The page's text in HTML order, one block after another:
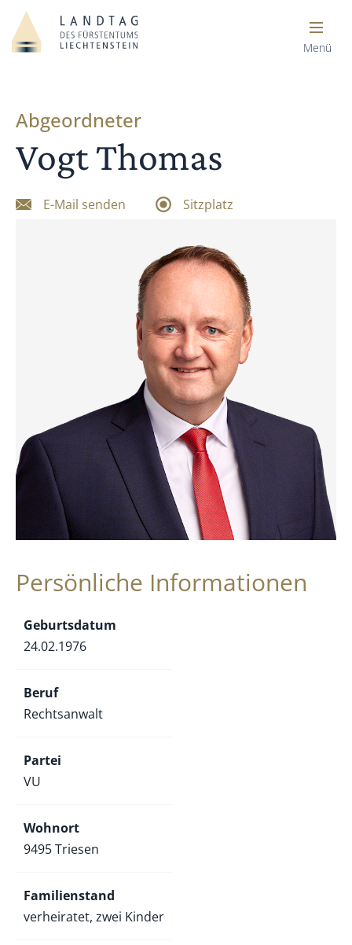
Menü
Abgeordneter
Vogt Thomas
E-Mail senden Sitzplatz
Persönliche Informationen
Geburtsdatum
24.02.1976
Beruf
Rechtsanwalt
Partei
VU
Wohnort
9495 Triesen
Familienstand
verheiratet, zwei Kinder